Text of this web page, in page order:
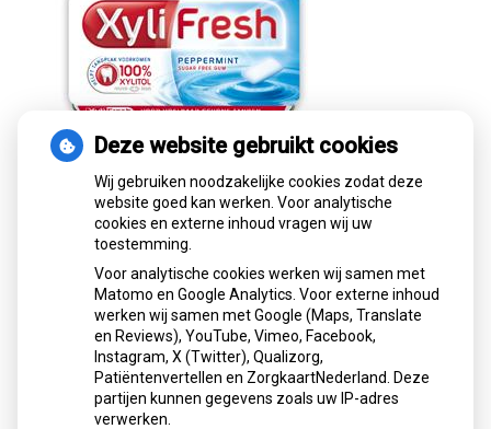
Deze website gebruikt cookies
Wij gebruiken noodzakelijke cookies zodat deze
website goed kan werken. Voor analytische
cookies en externe inhoud vragen wij uw
toestemming.
Voor analytische cookies werken wij samen met
Matomo en Google Analytics. Voor externe inhoud
werken wij samen met Google (Maps, Translate
en Reviews), YouTube, Vimeo, Facebook,
Instagram, X (Twitter), Qualizorg,
Patiëntenvertellen en ZorgkaartNederland. Deze
partijen kunnen gegevens zoals uw IP-adres
verwerken.